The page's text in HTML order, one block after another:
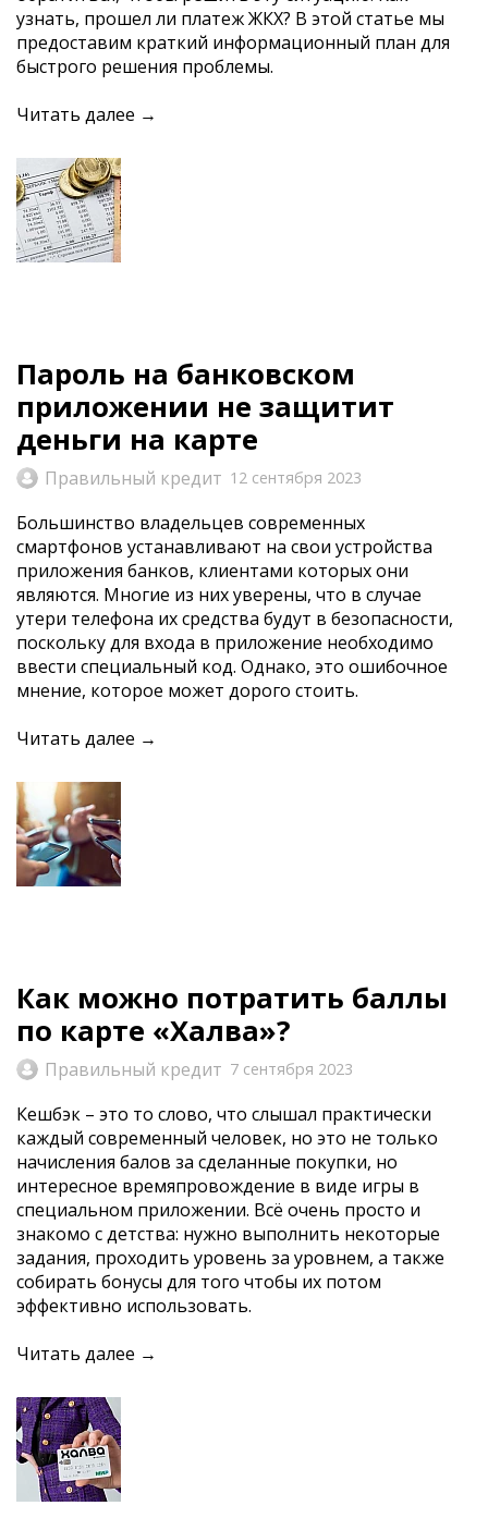
узнать, прошел ли платеж ЖКХ? В этой статье мы
предоставим краткий информационный план для
быстрого решения проблемы.
Читать далее →
Пароль на банковском
приложении не защитит
деньги на карте
Правильный кредит 12 сентября 2023
Большинство владельцев современных
смартфонов устанавливают на свои устройства
приложения банков, клиентами которых они
являются. Многие из них уверены, что в случае
утери телефона их средства будут в безопасности,
поскольку для входа в приложение необходимо
ввести специальный код. Однако, это ошибочное
мнение, которое может дорого стоить.
Читать далее →
Как можно потратить баллы
по карте «Халва»?
Правильный кредит 7 сентября 2023
Кешбэк – это то слово, что слышал практически
каждый современный человек, но это не только
начисления балов за сделанные покупки, но
интересное времяпровождение в виде игры в
специальном приложении. Всё очень просто и
знакомо с детства: нужно выполнить некоторые
задания, проходить уровень за уровнем, а также
собирать бонусы для того чтобы их потом
эффективно использовать.
Читать далее →